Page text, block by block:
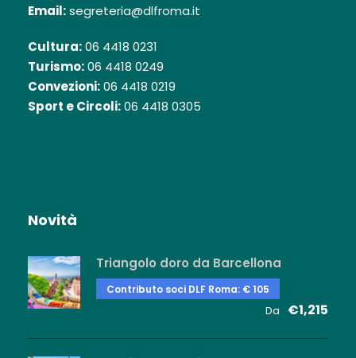
Email:segreteria@dlfroma.it
Cultura:06 4418 0231
Turismo:06 4418 0249
Convezioni:06 4418 0219
Sport e Circoli:06 4418 0305
Novità
Triangolo doro da Barcellona
Contributo soci DLF Roma: € 105
Da €1,215